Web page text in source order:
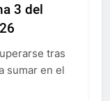
3 del
tras
sumar en el